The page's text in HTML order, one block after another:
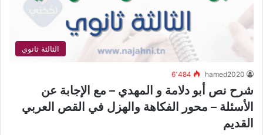
الثالثة ثانوي
hamed2020 6٬484
شرح نص أبو دلامة و المهدي – مع الإجابة عن
الأسئلة – محور الفكاهة والهزل في القص العربي
القديم